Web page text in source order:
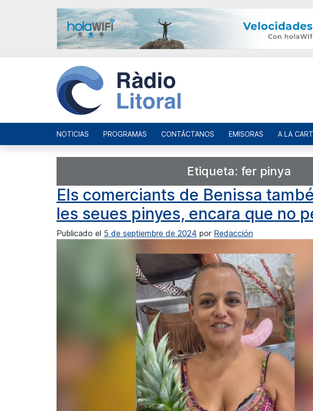
NOTICIAS PROGRAMAS CONTÁCTANOS EMISORAS A LA
Etiqueta: fer pinya
Els comerciants de Benissa
les seues pinyes, encara que no
Publicado el 5 de septiembre de 2024 por Redacción